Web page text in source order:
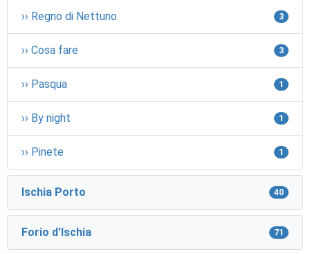
›› Regno di Nettuno 3
›› Cosa fare 3
›› Pasqua 1
›› By night 1
›› Pinete 1
Ischia Porto 40
Forio d'Ischia 71